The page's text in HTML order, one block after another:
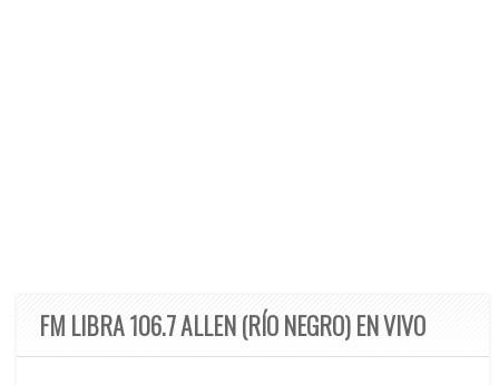
FM LIBRA 106.7 ALLEN (RÍO NEGRO) EN VIVO